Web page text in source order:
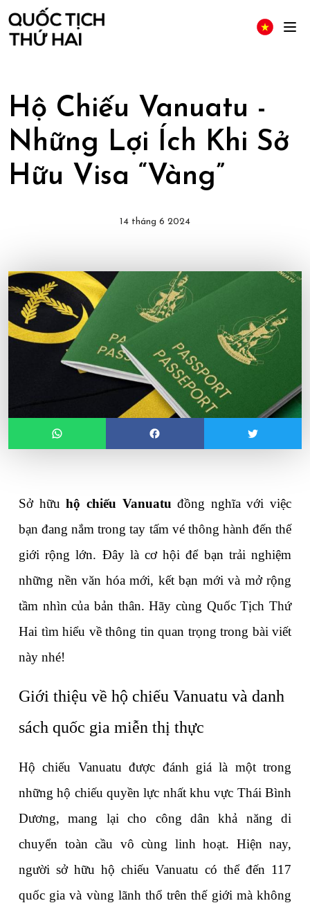
Hộ Chiếu Vanuatu -
Những Lợi Ích Khi Sở
Hữu Visa “Vàng”
14 tháng 6 2024
Sở hữu hộ chiếu Vanuatu đồng nghĩa với việc
bạn đang nắm trong tay tấm vé thông hành đến thế
giới rộng lớn. Đây là cơ hội để bạn trải nghiệm
những nền văn hóa mới, kết bạn mới và mở rộng
tầm nhìn của bản thân. Hãy cùng Quốc Tịch Thứ
Hai tìm hiểu về thông tin quan trọng trong bài viết
này nhé!
Giới thiệu về hộ chiếu Vanuatu và danh
sách quốc gia miễn thị thực
Hộ chiếu Vanuatu được đánh giá là một trong
những hộ chiếu quyền lực nhất khu vực Thái Bình
Dương, mang lại cho công dân khả năng di
chuyển toàn cầu vô cùng linh hoạt. Hiện nay,
người sở hữu hộ chiếu Vanuatu có thể đến 117
quốc gia và vùng lãnh thổ trên thế giới mà không